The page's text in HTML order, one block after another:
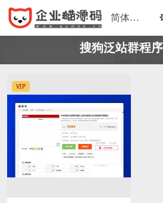
搜狗泛站群程
VIP